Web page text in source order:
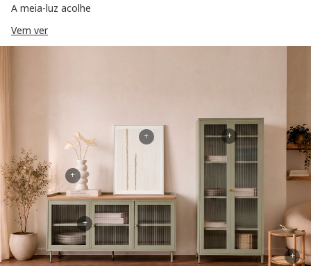
A meia-luz acolhe
Vem ver
+
+
+
+
+